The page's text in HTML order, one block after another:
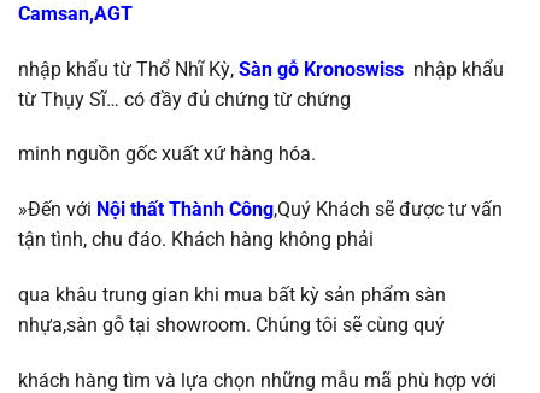
Camsan,AGT
nhập khẩu từ Thổ Nhĩ Kỳ, Sàn gỗ Kronoswiss nhập khẩu
từ Thụy Sĩ… có đầy đủ chứng từ chứng
minh nguồn gốc xuất xứ hàng hóa.
»Đến với Nội thất Thành Công,Quý Khách sẽ được tư vấn
tận tình, chu đáo. Khách hàng không phải
qua khâu trung gian khi mua bất kỳ sản phẩm sàn
nhựa,sàn gỗ tại showroom. Chúng tôi sẽ cùng quý
khách hàng tìm và lựa chọn những mẫu mã phù hợp với